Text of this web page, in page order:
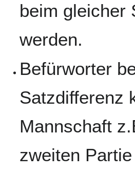
beim gleicher
werden.
Befürworter
Satzdifferenz
Mannschaft
zweiten